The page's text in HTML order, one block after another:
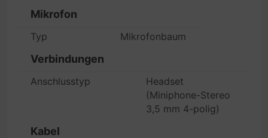
Mikrofon
Typ Mikrofonbaum
Verbindungen
Anschlusstyp
Headset
(Miniphone-Stereo
3,5 mm 4-polig)
Kabel